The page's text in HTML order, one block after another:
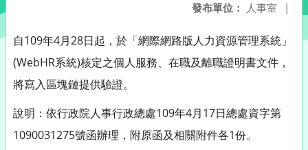
發布單位： 人事室 |
自109年4月28日起，於「網際網路版人力資源管理系統」
(WebHR系統)核定之個人服務、在職及離職證明書文件，
將寫入區塊鏈提供驗證。
說明：依行政院人事行政總處109年4月17日總處資字第
1090031275號函辦理，附原函及相關附件各1份。